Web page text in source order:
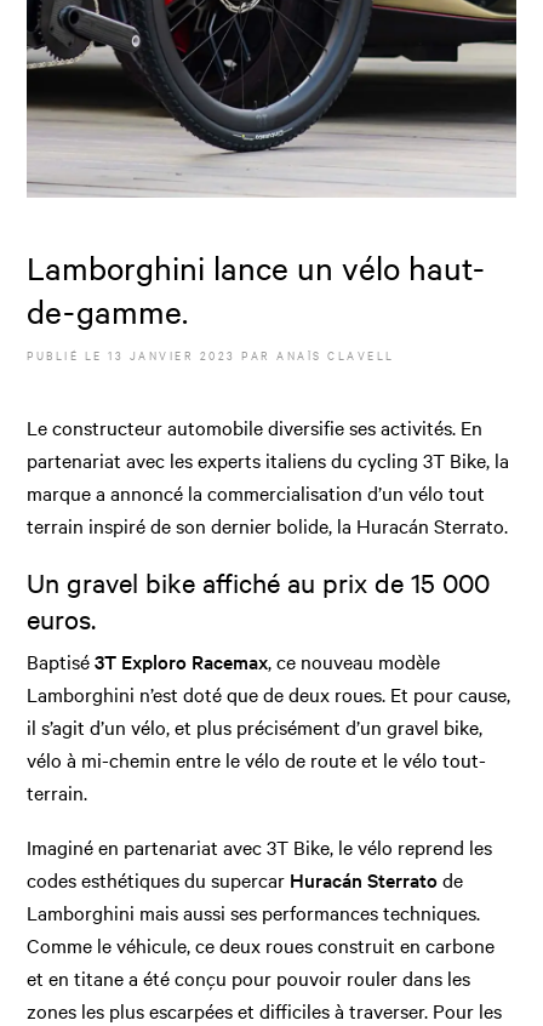
Lamborghini lance un vélo haut-
de-gamme.
PUBLIÉ LE13 JANVIER 2023 PARANAÏS CLAVELL
Le constructeur automobile diversifie ses activités. En
partenariat avec les experts italiens du cycling 3T Bike, la
marque a annoncé la commercialisation d’un vélo tout
terrain inspiré de son dernier bolide, la Huracán Sterrato.
Un gravel bike affiché au prix de 15 000
euros.
Baptisé3T Exploro Racemax, ce nouveau modèle
Lamborghini n’est doté que de deux roues. Et pour cause,
il s’agit d’un vélo, et plus précisément d’un gravel bike,
vélo à mi-chemin entre le vélo de route et le vélo tout-
terrain.
Imaginé en partenariat avec 3T Bike, le vélo reprend les
codes esthétiques du supercar Huracán Sterratode
Lamborghini mais aussi ses performances techniques.
Comme le véhicule, ce deux roues construit en carbone
et en titane a été conçu pour pouvoir rouler dans les
zones les plus escarpées et difficiles à traverser. Pour les